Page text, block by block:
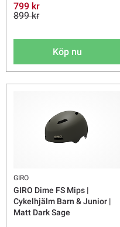
799 kr
899 kr
Köp nu
GIRO
GIRO Dime FS Mips |
Cykelhjälm Barn & Junior |
Matt Dark Sage